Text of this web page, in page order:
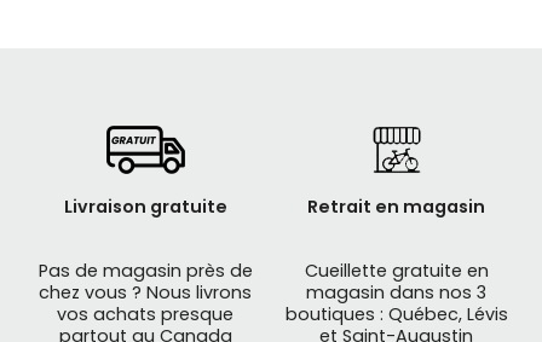
Livraison gratuite
Pas de magasin près de
chez vous ? Nous livrons
vos achats presque
partout au Canada
Retrait en magasin
Cueillette gratuite en
magasin dans nos 3
boutiques : Québec, Lévis
et Saint-Augustin